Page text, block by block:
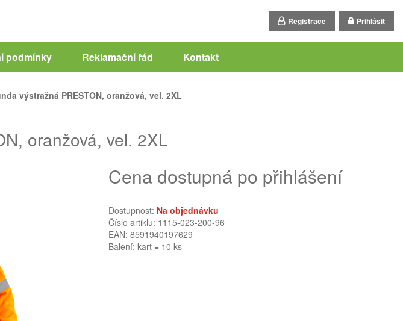
Registrace Přihlásit
podmínky Reklamační řád Kontakt
výstražná PRESTON, oranžová, vel. 2XL
oranžová, vel. 2XL
Cena dostupná po přihlášení
Dostupnost: Na objednávku
Číslo artiklu: 1115-023-200-96
EAN: 8591940197629
Balení: kart = 10 ks